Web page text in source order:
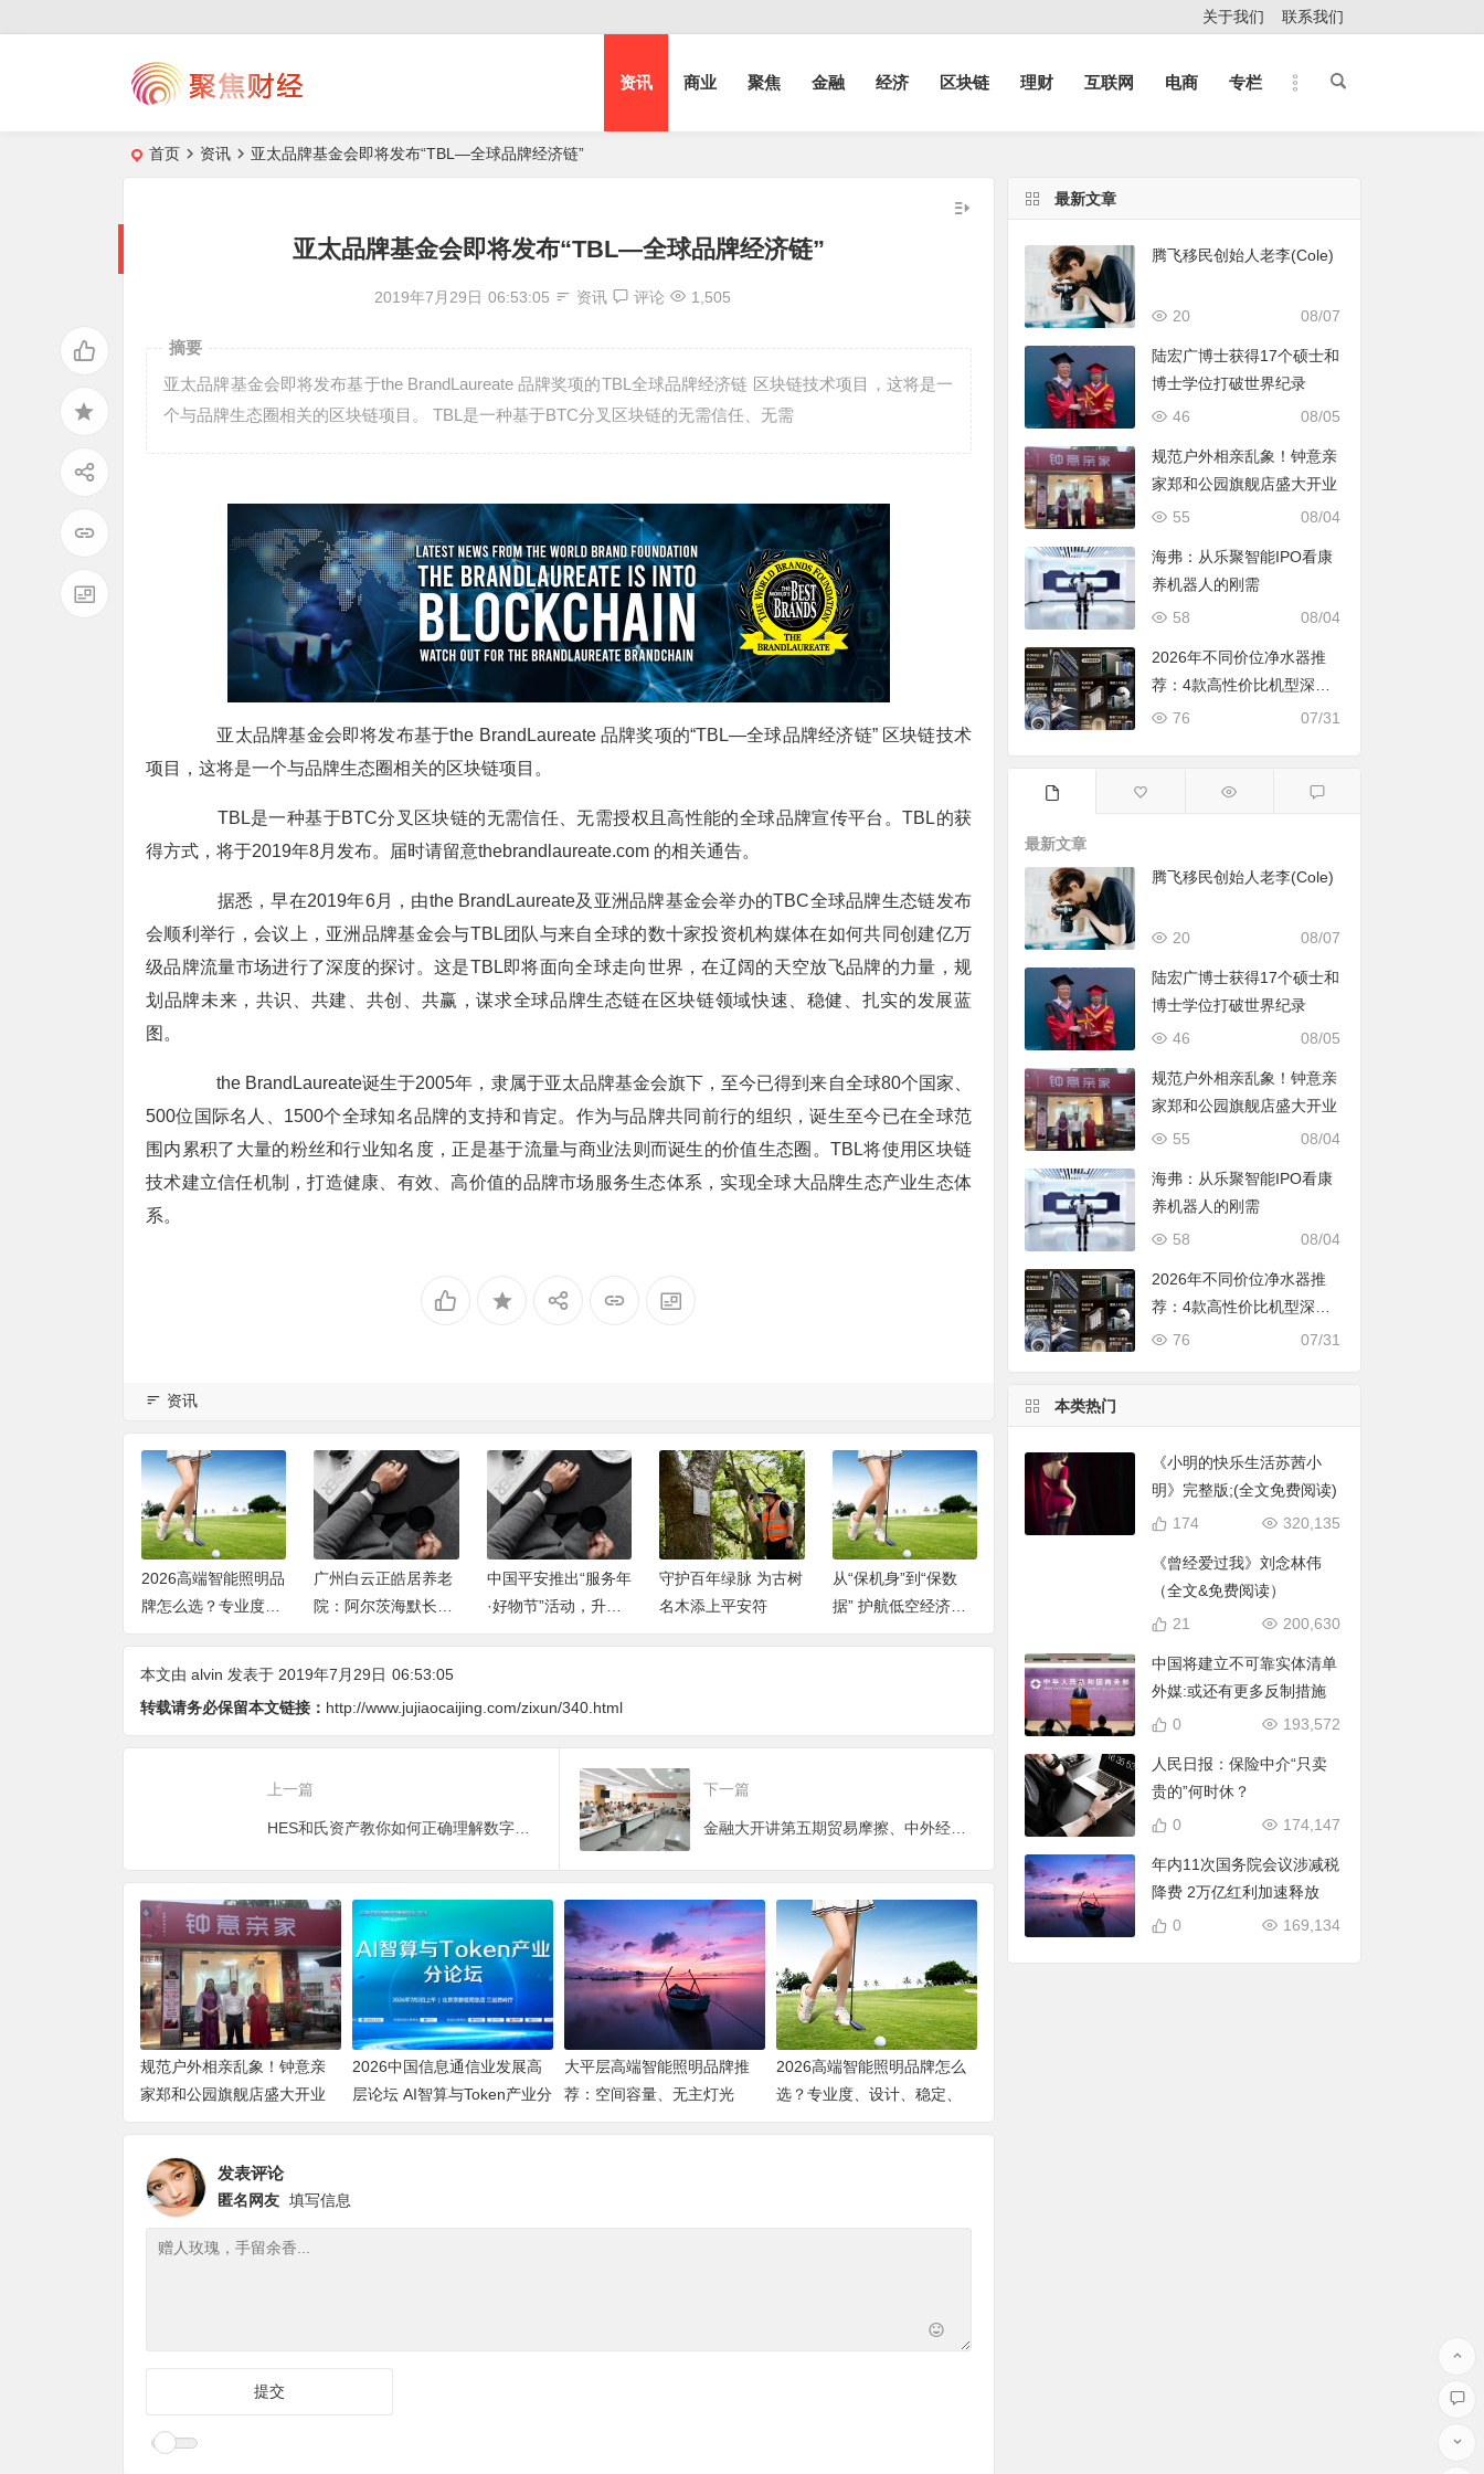
关于我们 联系我们
资讯 商业 聚焦 金融 经济 区块链 理财 互联网 电商 专栏
首页 资讯 亚太品牌基金会即将发布“TBL—全球品牌经济链”
亚太品牌基金会即将发布“TBL—全球品牌经济链”
2019年7月29日 06:53:05 资讯 评论 1,505
摘要
亚太品牌基金会即将发布基于the BrandLaureate 品牌奖项的TBL全球品牌经济链 区块链技术项目，这将是一
个与品牌生态圈相关的区块链项目。 TBL是一种基于BTC分叉区块链的无需信任、无需
亚太品牌基金会即将发布基于the BrandLaureate 品牌奖项的“TBL—全球品牌经济链” 区块链技术
项目，这将是一个与品牌生态圈相关的区块链项目。
TBL是一种基于BTC分叉区块链的无需信任、无需授权且高性能的全球品牌宣传平台。TBL的获
得方式，将于2019年8月发布。届时请留意thebrandlaureate.com 的相关通告。
据悉，早在2019年6月，由the BrandLaureate及亚洲品牌基金会举办的TBC全球品牌生态链发布
会顺利举行，会议上，亚洲品牌基金会与TBL团队与来自全球的数十家投资机构媒体在如何共同创建亿万
级品牌流量市场进行了深度的探讨。这是TBL即将面向全球走向世界，在辽阔的天空放飞品牌的力量，规
划品牌未来，共识、共建、共创、共赢，谋求全球品牌生态链在区块链领域快速、稳健、扎实的发展蓝
图。
the BrandLaureate诞生于2005年，隶属于亚太品牌基金会旗下，至今已得到来自全球80个国家、
500位国际名人、1500个全球知名品牌的支持和肯定。作为与品牌共同前行的组织，诞生至今已在全球范
围内累积了大量的粉丝和行业知名度，正是基于流量与商业法则而诞生的价值生态圈。TBL将使用区块链
技术建立信任机制，打造健康、有效、高价值的品牌市场服务生态体系，实现全球大品牌生态产业生态体
系。
资讯
2026高端智能照明品
牌怎么选？专业度、
设计、稳定、服务四
广州白云正皓居养老
院：阿尔茨海默长者
专属照料服务介绍
中国平安推出“服务年
·好物节”活动，升级
“萌宠服务”综合金融
守护百年绿脉 为古树
名木添上平安符
从“保机身”到“保数
据” 护航低空经济产
业生态
重新认识自己的机会
普通妈妈的成长自白
本文由 alvin 发表于 2019年7月29日 06:53:05
转载请务必保留本文链接： http://www.jujiaocaijing.com/zixun/340.html
上一篇 下一篇
金融大开讲第五期贸易摩擦、中外经济形势与金融问题
规范户外相亲乱象！钟意亲
家郑和公园旗舰店盛大开业
2026中国信息通信业发展高
层论坛 AI智算与Token产业分
论坛顺利举办
大平层高端智能照明品牌推
荐：空间容量、无主灯光
质、全屋定制、长期售后四
2026高端智能照明品牌怎么
选？专业度、设计、稳定、
服务四大维度深度盘点
发表评论
匿名网友 填写信息
最新文章
腾飞移民创始人老李(Cole)
08/07
20
陆宏广博士获得17个硕士和
博士学位打破世界纪录
08/05
46
规范户外相亲乱象！钟意亲
家郑和公园旗舰店盛大开业
08/04
55
海弗：从乐聚智能IPO看康
养机器人的刚需
08/04
58
2026年不同价位净水器推
荐：4款高性价比机型深度
对比，照着买不踩坑
07/31
76
最新文章
腾飞移民创始人老李(Cole)
08/07
20
陆宏广博士获得17个硕士和
博士学位打破世界纪录
08/05
46
规范户外相亲乱象！钟意亲
家郑和公园旗舰店盛大开业
08/04
55
海弗：从乐聚智能IPO看康
养机器人的刚需
08/04
58
2026年不同价位净水器推
荐：4款高性价比机型深度
对比，照着买不踩坑
07/31
76
本类热门
《小明的快乐生活苏茜小
明》完整版;(全文免费阅读)
320,135
174
《曾经爱过我》刘念林伟
（全文&免费阅读）
200,630
21
中国将建立不可靠实体清单
外媒:或还有更多反制措施
193,572
0
人民日报：保险中介“只卖
贵的”何时休？
174,147
0
年内11次国务院会议涉减税
降费 2万亿红利加速释放
169,134
0